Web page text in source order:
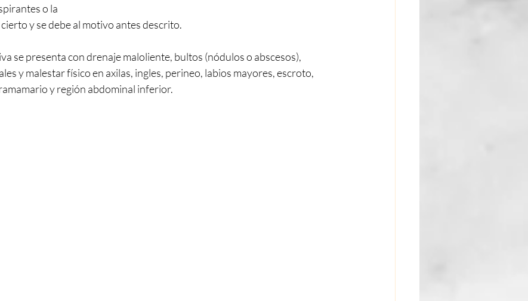
o la
y se debe al motivo antes descrito.
se presenta con drenaje maloliente, bultos (nódulos o abscesos),
y malestar físico en axilas, ingles, perineo, labios mayores, escroto,
y región abdominal inferior.